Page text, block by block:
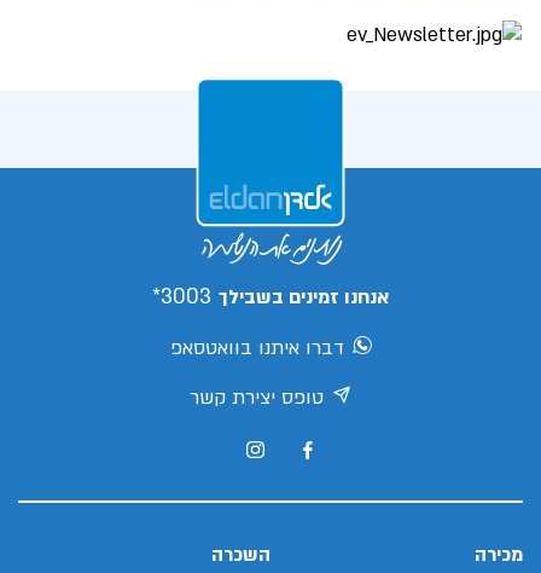
אנחנו זמינים בשבילך 3003*
דברו איתנו בוואטסאפ
טופס יצירת קשר
מכירה השכרה